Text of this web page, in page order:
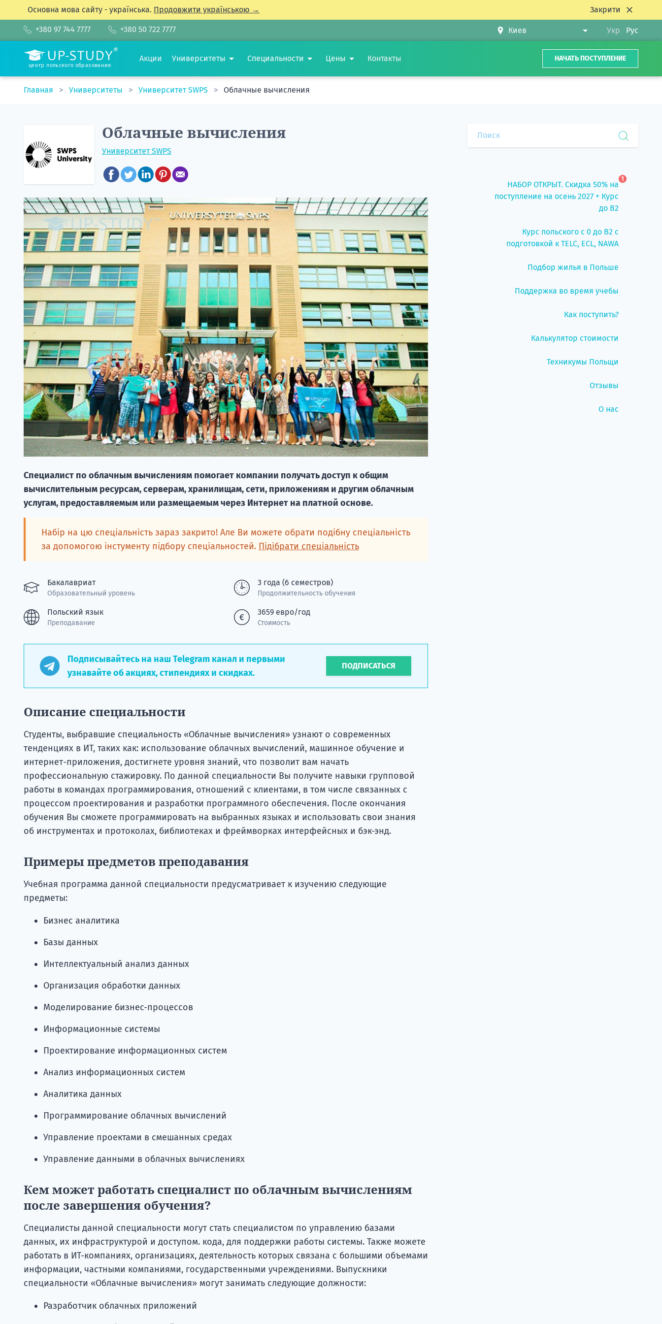
Основна мова сайту - українська. Продовжити українською → Закрити
+380 97 744 7777 +380 50 722 7777 Укр Рус
центр польского образования
Акции Университеты Специальности Цены Контакты НАЧАТЬ ПОСТУПЛЕНИЕ
Главная Университеты Университет SWPS Облачные вычисления
Облачные вычисления
Университет SWPS
Специалист по облачным вычислениям помогает компании получать доступ к общим
вычислительным ресурсам, серверам, хранилищам, сети, приложениям и другим облачным
услугам, предоставляемым или размещаемым через Интернет на платной основе.
Набір на цю спеціальність зараз закрито! Але Ви можете обрати подібну спеціальність
за допомогою інстументу підбору спеціальностей. Підібрати спеціальність
Бакалавриат
Образовательный уровень
3 года (6 семестров)
Продолжительность обучения
Польский язык
Преподавание
3659 евро/год
Стоимость
Подписывайтесь на наш Telegram канал и первыми
узнавайте об акциях, стипендиях и скидках.
ПОДПИСАТЬСЯ
Описание специальности
Студенты, выбравшие специальность «Облачные вычисления» узнают о современных
тенденциях в ИТ, таких как: использование облачных вычислений, машинное обучение и
интернет-приложения, достигнете уровня знаний, что позволит вам начать
профессиональную стажировку. По данной специальности Вы получите навыки групповой
работы в командах программирования, отношений с клиентами, в том числе связанных с
процессом проектирования и разработки программного обеспечения. После окончания
обучения Вы сможете программировать на выбранных языках и использовать свои знания
об инструментах и протоколах, библиотеках и фреймворках интерфейсных и бэк-энд.
Примеры предметов преподавания
Учебная программа данной специальности предусматривает к изучению следующие
предметы:
Бизнес аналитика
Базы данных
Интеллектуальный анализ данных
Организация обработки данных
Моделирование бизнес-процессов
Информационные системы
Проектирование информационных систем
Анализ информационных систем
Аналитика данных
Программирование облачных вычислений
Управление проектами в смешанных средах
Управление данными в облачных вычислениях
Кем может работать специалист по облачным вычислениям
после завершения обучения?
Специалисты данной специальности могут стать специалистом по управлению базами
данных, их инфраструктурой и доступом. кода, для поддержки работы системы. Также можете
работать в ИТ-компаниях, организациях, деятельность которых связана с большими объемами
информации, частными компаниями, государственными учреждениями. Выпускники
специальности «Облачные вычисления» могут занимать следующие должности:
Разработчик облачных приложений
НАБОР ОТКРЫТ. Скидка 50% на
поступление на осень 2027 + Курс
до B2
1
Курс польского с 0 до B2 с
подготовкой к TELC, ECL, NAWA
Подбор жилья в Польше
Поддержка во время учебы
Как поступить?
Калькулятор стоимости
Техникумы Польщи
Отзывы
О нас